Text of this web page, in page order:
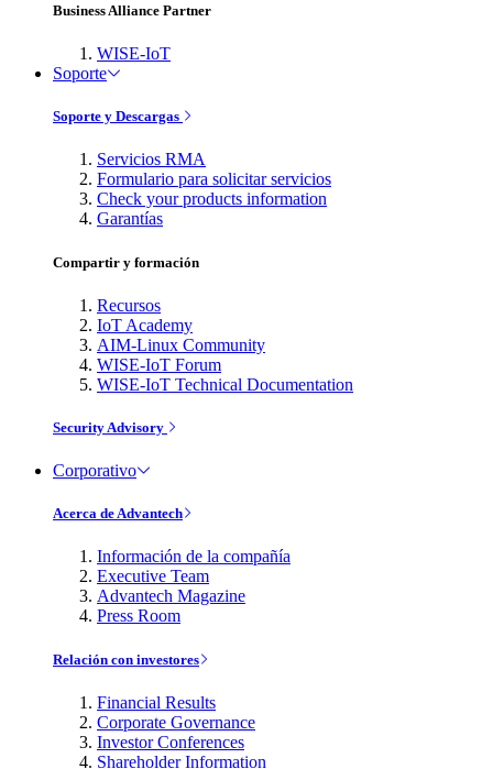
Business Alliance Partner
WISE-IoT
Soporte
Soporte y Descargas
Servicios RMA
Formulario para solicitar servicios
Check your products information
Garantías
Compartir y formación
Recursos
IoT Academy
AIM-Linux Community
WISE-IoT Forum
WISE-IoT Technical Documentation
Security Advisory
Corporativo
Acerca de Advantech
Información de la compañía
Executive Team
Advantech Magazine
Press Room
Relación con investores
Financial Results
Corporate Governance
Investor Conferences
Shareholder Information